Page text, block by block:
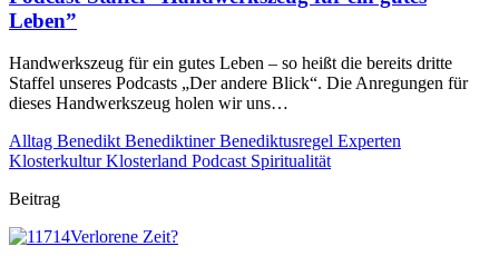
Leben”
Handwerkszeug für ein gutes Leben – so heißt die bereits dritte
Staffel unseres Podcasts „Der andere Blick“. Die Anregungen für
dieses Handwerkszeug holen wir uns…
Alltag Benedikt BenediktinerBenediktusregel Experten
KlosterkulturKlosterland Podcast Spiritualität
Beitrag